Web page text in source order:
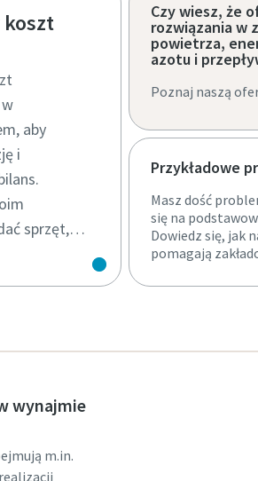
koszt
aby
i
sprzęt,
Czy wiesz, że
rozwiązania w
powietrza,
azotu i
Poznaj naszą
zakresie
odwadniania i
Przykładowe
Masz dość
się na
Dowiedz się, jak
pomagają
wynajmie
m.in.